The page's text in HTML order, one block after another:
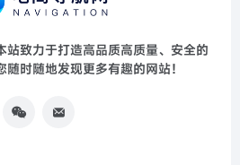
站致力于打造高品质高质量、安全的
时随地发现更多有趣的网站！